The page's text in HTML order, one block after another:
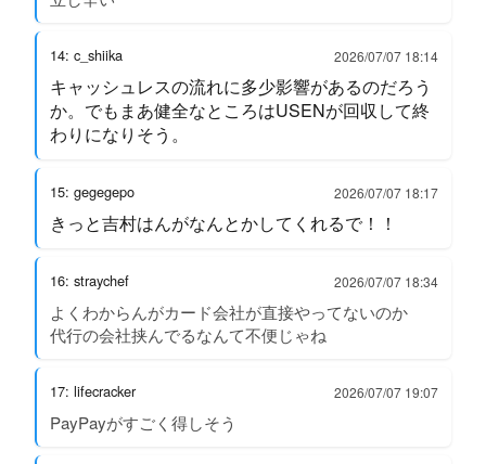
14: c_shiika 2026/07/07 18:14
キャッシュレスの流れに多少影響があるのだろう
か。でもまあ健全なところはUSENが回収して終
わりになりそう。
15: gegegepo 2026/07/07 18:17
きっと吉村はんがなんとかしてくれるで！！
16: straychef 2026/07/07 18:34
よくわからんがカード会社が直接やってないのか
代行の会社挟んでるなんて不便じゃね
17: lifecracker 2026/07/07 19:07
PayPayがすごく得しそう